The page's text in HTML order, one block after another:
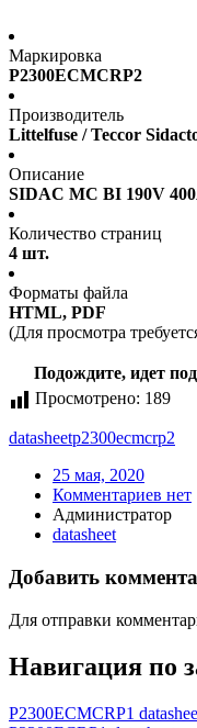
Маркировка
P2300ECMCRP2
Производитель
Littelfuse / Teccor
Описание
SIDAC MC BI 190V
Количество страниц
4 шт.
Форматы файла
HTML, PDF
(Для просмотра
Подождите, идет
Просмотрено: 189
datasheetp2300ecmcrp2
25 мая, 2020
Комментариев нет
Администратор
datasheet
Добавить
Для отправки
Навигация по
P2300ECMCRP1